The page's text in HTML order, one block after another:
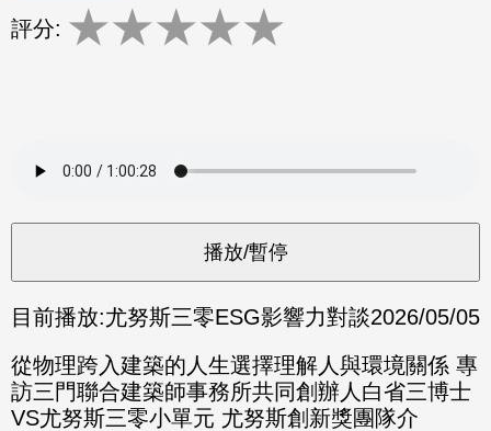
評分: ★★★★★
目前播放:尤努斯三零ESG影響力對談2026/05/05
從物理跨入建築的人生選擇理解人與環境關係 專
訪三門聯合建築師事務所共同創辦人白省三博士
VS尤努斯三零小單元 尤努斯創新獎團隊介